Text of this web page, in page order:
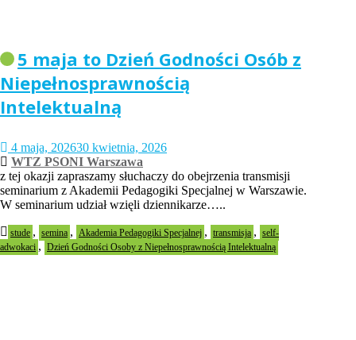
5 maja to Dzień Godności Osób z
Niepełnosprawnością
Intelektualną
4 maja, 202630 kwietnia, 2026
WTZ PSONI Warszawa
z tej okazji zapraszamy słuchaczy do obejrzenia transmisji
seminarium z Akademii Pedagogiki Specjalnej w Warszawie.
W seminarium udział wzięli dziennikarze…..
stude , semina , Akademia Pedagogiki Specjalnej , transmisja , self-
adwokaci , Dzień Godności Osoby z Niepełnosprawnością Intelektualną